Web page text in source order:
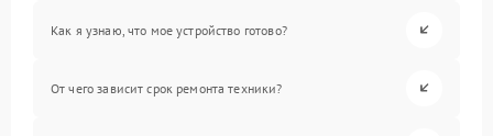
Как я узнаю, что мое устройство готово?
От чего зависит срок ремонта техники?